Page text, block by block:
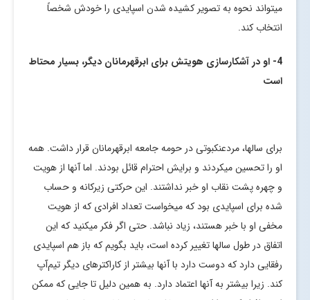
میتواند نحوه به تصویر کشیده شدن اسپایدی را خودش شخصاً
انتخاب کند.
4- او در آشکارسازی هویتش برای ابرقهرمانان دیگر، بسیار محتاط
است
برای سالها، مردعنکبوتی در حومه جامعه ابرقهرمانان قرار داشت. همه
او را تحسین میکردند و برایش احترام قائل بودند. اما آنها از هویت
و چهره پشت نقاب او خبر نداشتند. این حرکتی زیرکانه و حساب
شده برای اسپایدی بود که میخواست تعداد افرادی که از هویت
مخفی او با خبر هستند، زیاد نباشد. حتی اگر فکر میکنید که این
اتفاق در طول سالها تغییر کرده است، باید بگویم که باز هم اسپایدی
رفقایی دارد که دوست دارد با آنها بیشتر از کاراکترهای دیگر تیم‌آپ
کند. زیرا بیشتر به آنها اعتماد دارد. به همین دلیل تا جایی که ممکن